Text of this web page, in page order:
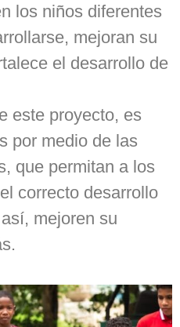
los niños diferentes
mejoran su
el desarrollo de
este proyecto, es
por medio de las
que permitan a los
correcto desarrollo
mejoren su